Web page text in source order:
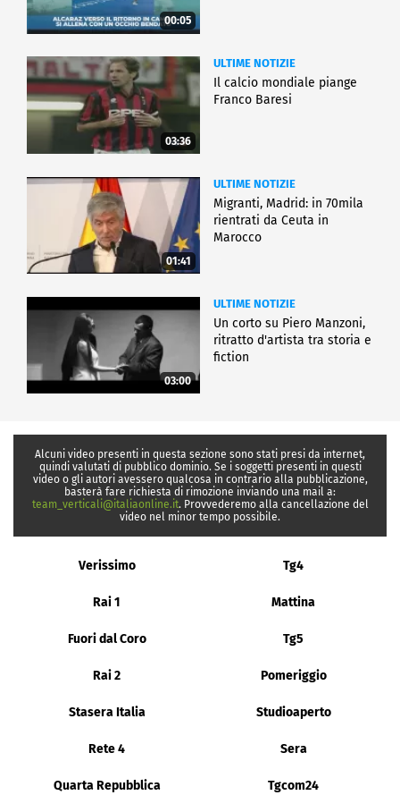
00:05
03:36
ULTIME NOTIZIE
Il calcio mondiale piange
Franco Baresi
01:41
ULTIME NOTIZIE
Migranti, Madrid: in 70mila
rientrati da Ceuta in
Marocco
03:00
ULTIME NOTIZIE
Un corto su Piero Manzoni,
ritratto d'artista tra storia e
fiction
Alcuni video presenti in questa sezione sono stati presi da internet,
quindi valutati di pubblico dominio. Se i soggetti presenti in questi
video o gli autori avessero qualcosa in contrario alla pubblicazione,
basterà fare richiesta di rimozione inviando una mail a:
team_verticali@italiaonline.it. Provvederemo alla cancellazione del
video nel minor tempo possibile.
Verissimo Tg4
Rai 1 Mattina
Fuori dal Coro Tg5
Rai 2 Pomeriggio
Stasera Italia Studioaperto
Rete 4 Sera
Quarta Repubblica Tgcom24